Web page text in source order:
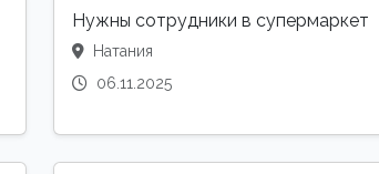
Нужны сотрудники в супермаркет
Натания
06.11.2025